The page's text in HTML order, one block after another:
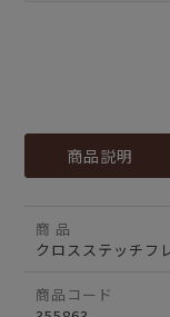
商品説明
商 品
クロスステッチフ
商品コード